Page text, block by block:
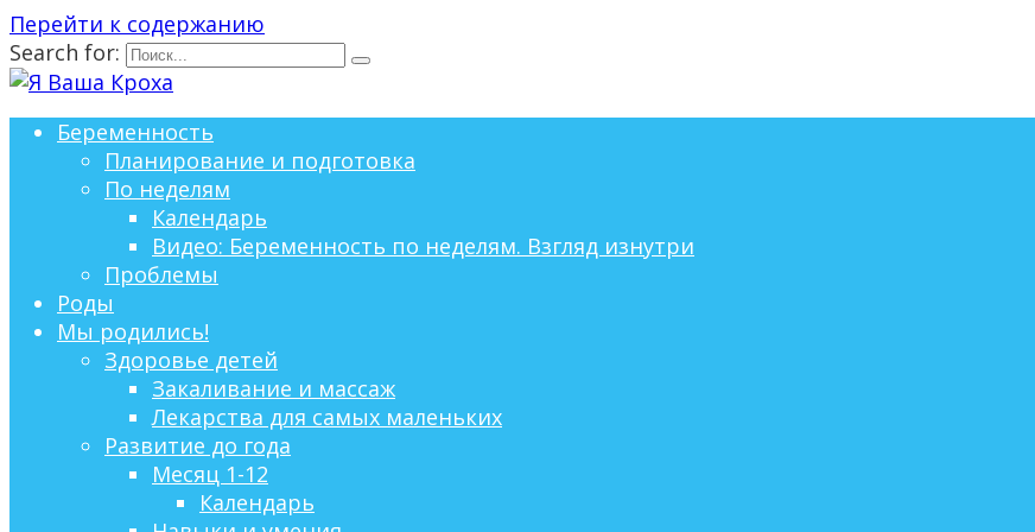
Перейти к содержанию
Search for:
Беременность
Планирование и подготовка
По неделям
Календарь
Видео: Беременность по неделям. Взгляд изнутри
Проблемы
Роды
Мы родились!
Здоровье детей
Закаливание и массаж
Лекарства для самых маленьких
Развитие до года
Месяц 1-12
Календарь